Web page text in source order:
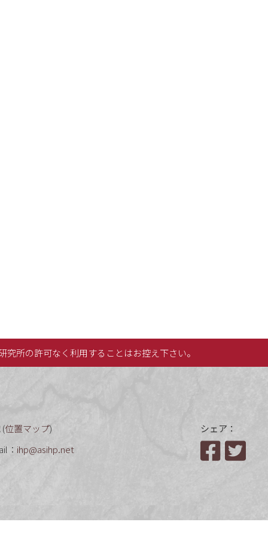
所の許可なく利用することはお控え下さい。
位置マップ)
： ihp@asihp.net
シェア：
Facebook